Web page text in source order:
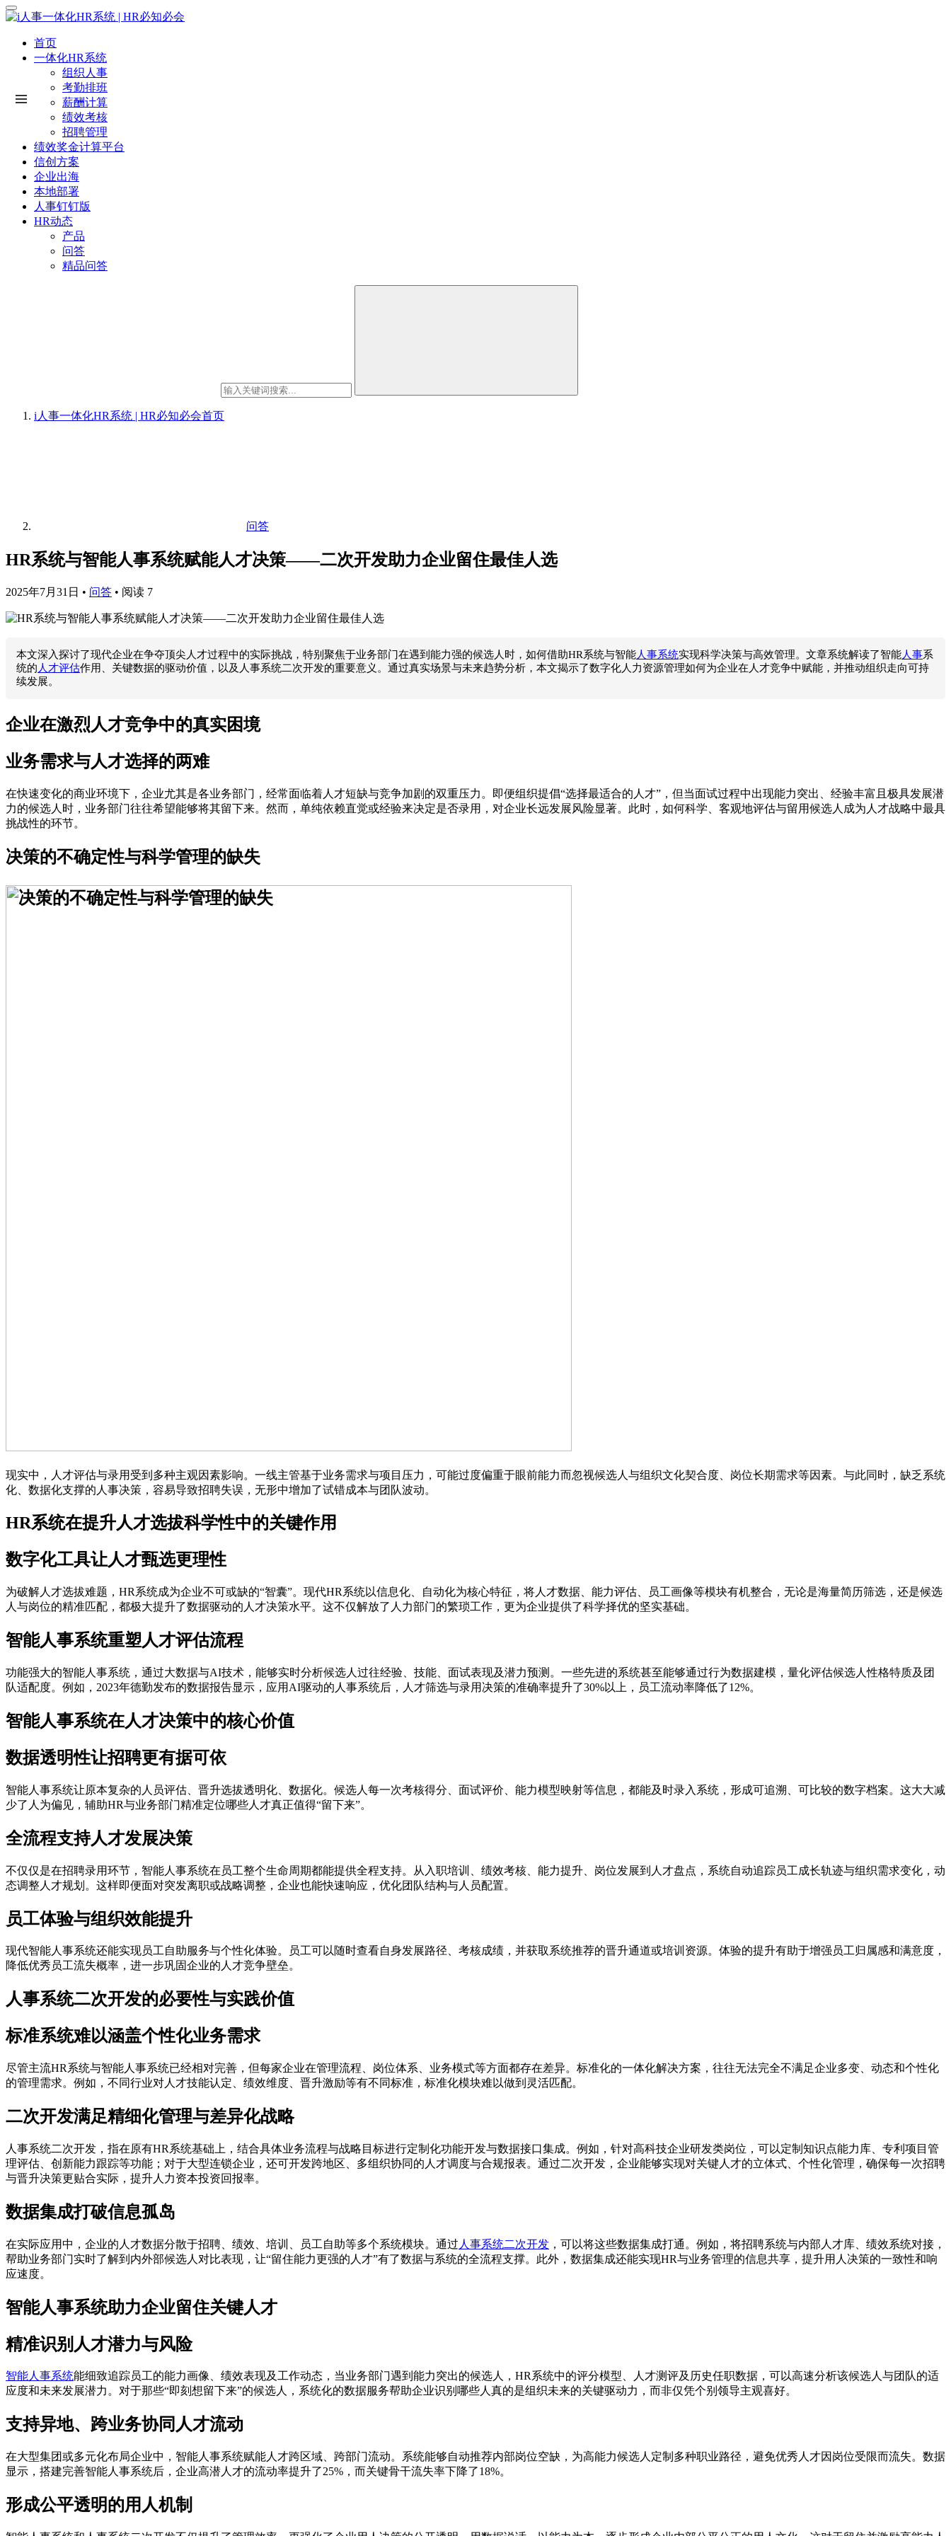
首页
一体化HR系统
组织人事
考勤排班
薪酬计算
绩效考核
招聘管理
绩效奖金计算平台
信创方案
企业出海
本地部署
人事钉钉版
HR动态
产品
问答
精品问答
i人事一体化HR系统 | HR必知必会首页
问答
HR系统与智能人事系统赋能人才决策——二次开发助力企业留住最佳人选
2025年7月31日 • 问答 • 阅读 7
本文深入探讨了现代企业在争夺顶尖人才过程中的实际挑战，特别聚焦于业务部门在遇到能力强的候选人时，如何借助HR系统与智能人事系统实现科学决策与高效管理。文章系统解读了智能人事系
统的 人才评估作用、关键数据的驱动价值，以及人事系统二次开发的重要意义。通过真实场景与未来趋势分析，本文揭示了数字化人力资源管理如何为企业在人才竞争中赋能，并推动组织走向可持
续发展。
企业在激烈人才竞争中的真实困境
业务需求与人才选择的两难
在快速变化的商业环境下，企业尤其是各业务部门，经常面临着人才短缺与竞争加剧的双重压力。即便组织提倡“选择最适合的人才”，但当面试过程中出现能力突出、经验丰富且极具发展潜
力的候选人时，业务部门往往希望能够将其留下来。然而，单纯依赖直觉或经验来决定是否录用，对企业长远发展风险显著。此时，如何科学、客观地评估与留用候选人成为人才战略中最具
挑战性的环节。
决策的不确定性与科学管理的缺失
现实中，人才评估与录用受到多种主观因素影响。一线主管基于业务需求与项目压力，可能过度偏重于眼前能力而忽视候选人与组织文化契合度、岗位长期需求等因素。与此同时，缺乏系统
化、数据化支撑的人事决策，容易导致招聘失误，无形中增加了试错成本与团队波动。
HR系统在提升人才选拔科学性中的关键作用
数字化工具让人才甄选更理性
为破解人才选拔难题，HR系统成为企业不可或缺的“智囊”。现代HR系统以信息化、自动化为核心特征，将人才数据、能力评估、员工画像等模块有机整合，无论是海量简历筛选，还是候选
人与岗位的精准匹配，都极大提升了数据驱动的人才决策水平。这不仅解放了人力部门的繁琐工作，更为企业提供了科学择优的坚实基础。
智能人事系统重塑人才评估流程
功能强大的智能人事系统，通过大数据与AI技术，能够实时分析候选人过往经验、技能、面试表现及潜力预测。一些先进的系统甚至能够通过行为数据建模，量化评估候选人性格特质及团
队适配度。例如，2023年德勤发布的数据报告显示，应用AI驱动的人事系统后，人才筛选与录用决策的准确率提升了30%以上，员工流动率降低了12%。
智能人事系统在人才决策中的核心价值
数据透明性让招聘更有据可依
智能人事系统让原本复杂的人员评估、晋升选拔透明化、数据化。候选人每一次考核得分、面试评价、能力模型映射等信息，都能及时录入系统，形成可追溯、可比较的数字档案。这大大减
少了人为偏见，辅助HR与业务部门精准定位哪些人才真正值得“留下来”。
全流程支持人才发展决策
不仅仅是在招聘录用环节，智能人事系统在员工整个生命周期都能提供全程支持。从入职培训、绩效考核、能力提升、岗位发展到人才盘点，系统自动追踪员工成长轨迹与组织需求变化，动
态调整人才规划。这样即便面对突发离职或战略调整，企业也能快速响应，优化团队结构与人员配置。
员工体验与组织效能提升
现代智能人事系统还能实现员工自助服务与个性化体验。员工可以随时查看自身发展路径、考核成绩，并获取系统推荐的晋升通道或培训资源。体验的提升有助于增强员工归属感和满意度，
降低优秀员工流失概率，进一步巩固企业的人才竞争壁垒。
人事系统二次开发的必要性与实践价值
标准系统难以涵盖个性化业务需求
尽管主流HR系统与智能人事系统已经相对完善，但每家企业在管理流程、岗位体系、业务模式等方面都存在差异。标准化的一体化解决方案，往往无法完全不满足企业多变、动态和个性化
的管理需求。例如，不同行业对人才技能认定、绩效维度、晋升激励等有不同标准，标准化模块难以做到灵活匹配。
二次开发满足精细化管理与差异化战略
人事系统二次开发，指在原有HR系统基础上，结合具体业务流程与战略目标进行定制化功能开发与数据接口集成。例如，针对高科技企业研发类岗位，可以定制知识点能力库、专利项目管
理评估、创新能力跟踪等功能；对于大型连锁企业，还可开发跨地区、多组织协同的人才调度与合规报表。通过二次开发，企业能够实现对关键人才的立体式、个性化管理，确保每一次招聘
与晋升决策更贴合实际，提升人力资本投资回报率。
数据集成打破信息孤岛
在实际应用中，企业的人才数据分散于招聘、绩效、培训、员工自助等多个系统模块。通过 人事系统二次开发 ，可以将这些数据集成打通。例如，将招聘系统与内部人才库、绩效系统对接，
帮助业务部门实时了解到内外部候选人对比表现，让“留住能力更强的人才”有了数据与系统的全流程支撑。此外，数据集成还能实现HR与业务管理的信息共享，提升用人决策的一致性和响
应速度。
智能人事系统助力企业留住关键人才
精准识别人才潜力与风险
智能人事系统能细致追踪员工的能力画像、绩效表现及工作动态，当业务部门遇到能力突出的候选人，HR系统中的评分模型、人才测评及历史任职数据，可以高速分析该候选人与团队的适
应度和未来发展潜力。对于那些“即刻想留下来”的候选人，系统化的数据服务帮助企业识别哪些人真的是组织未来的关键驱动力，而非仅凭个别领导主观喜好。
支持异地、跨业务协同人才流动
在大型集团或多元化布局企业中，智能人事系统赋能人才跨区域、跨部门流动。系统能够自动推荐内部岗位空缺，为高能力候选人定制多种职业路径，避免优秀人才因岗位受限而流失。数据
显示，搭建完善智能人事系统后，企业高潜人才的流动率提升了25%，而关键骨干流失率下降了18%。
形成公平透明的用人机制